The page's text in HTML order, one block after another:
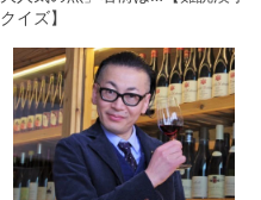
クイズ】